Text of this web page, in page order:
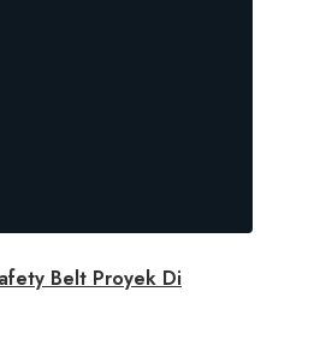
Belt Proyek Di